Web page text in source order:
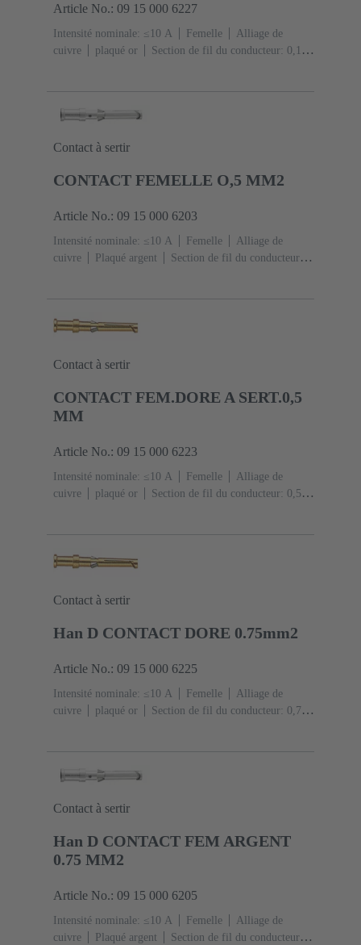
Article No.: 09 15 000 6227
Intensité nominale: ≤10 A Femelle
Alliage de
cuivre
plaqué or
Section de fil du conducteur: 0,14
Contact à sertir
CONTACT FEMELLE O,5 MM2
Article No.: 09 15 000 6203
Intensité nominale: ≤10 A Femelle
Alliage de
cuivre
Plaqué argent
Section de fil du conducteur:
Contact à sertir
CONTACT FEM.DORE A SERT.0,5
MM
Article No.: 09 15 000 6223
Intensité nominale: ≤10 A Femelle
Alliage de
cuivre
plaqué or
Section de fil du conducteur: 0,5
Contact à sertir
Han D CONTACT DORE 0.75mm2
Article No.: 09 15 000 6225
Intensité nominale: ≤10 A Femelle
Alliage de
cuivre
plaqué or
Section de fil du conducteur: 0,75
Contact à sertir
Han D CONTACT FEM ARGENT
0.75 MM2
Article No.: 09 15 000 6205
Intensité nominale: ≤10 A Femelle
Alliage de
cuivre
Plaqué argent
Section de fil du conducteur: